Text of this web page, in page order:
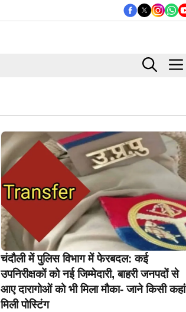
चंदौली में पुलिस विभाग में फेरबदल: कई
उपनिरीक्षकों को नई जिम्मेदारी, बाहरी जनपदों से
आए दारागोओं को भी मिला मौका- जाने किसी कहां
मिली पोस्टिंग